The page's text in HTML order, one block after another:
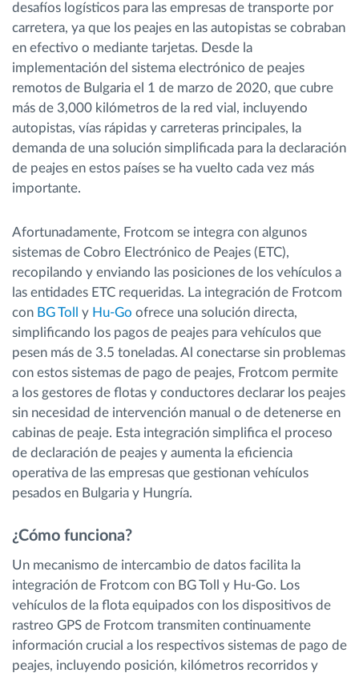
desafíos logísticos para las empresas de transporte por
carretera, ya que los peajes en las autopistas se cobraban
en efectivo o mediante tarjetas. Desde la
implementación del sistema electrónico de peajes
remotos de Bulgaria el 1 de marzo de 2020, que cubre
más de 3,000 kilómetros de la red vial, incluyendo
autopistas, vías rápidas y carreteras principales, la
demanda de una solución simplificada para la declaración
de peajes en estos países se ha vuelto cada vez más
importante.
Afortunadamente, Frotcom se integra con algunos
sistemas de Cobro Electrónico de Peajes (ETC),
recopilando y enviando las posiciones de los vehículos a
las entidades ETC requeridas. La integración de Frotcom
con BG Toll y Hu-Go ofrece una solución directa,
simplificando los pagos de peajes para vehículos que
pesen más de 3.5 toneladas. Al conectarse sin problemas
con estos sistemas de pago de peajes, Frotcom permite
a los gestores de flotas y conductores declarar los peajes
sin necesidad de intervención manual o de detenerse en
cabinas de peaje. Esta integración simplifica el proceso
de declaración de peajes y aumenta la eficiencia
operativa de las empresas que gestionan vehículos
pesados en Bulgaria y Hungría.
¿Cómo funciona?
Un mecanismo de intercambio de datos facilita la
integración de Frotcom con BG Toll y Hu-Go. Los
vehículos de la flota equipados con los dispositivos de
rastreo GPS de Frotcom transmiten continuamente
información crucial a los respectivos sistemas de pago de
peajes, incluyendo posición, kilómetros recorridos y